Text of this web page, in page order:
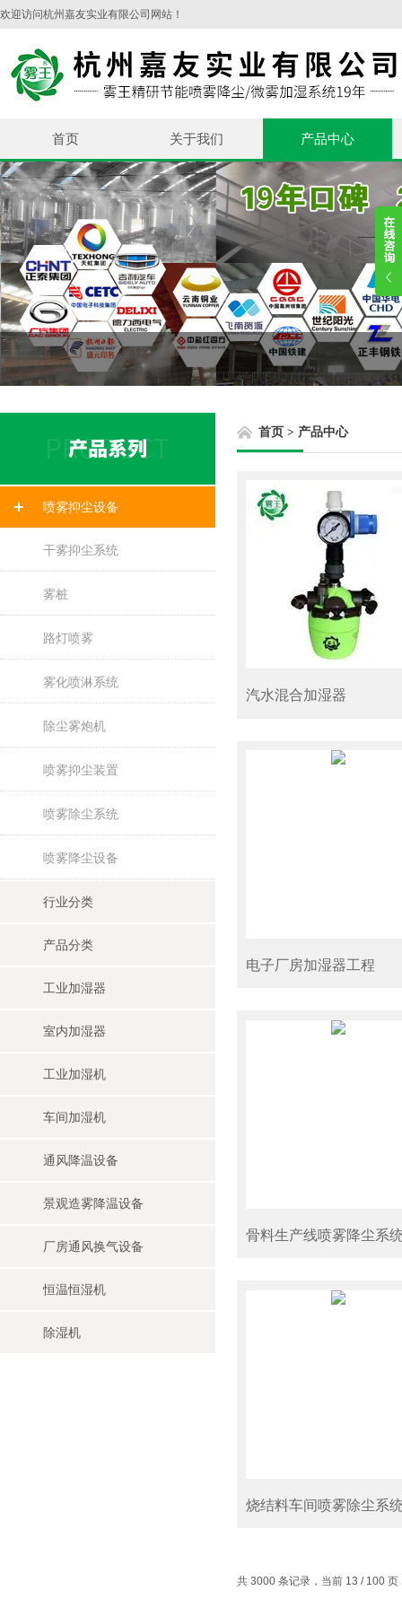
欢迎访问杭州嘉友实业有限公司网站！
首页 关于我们 产品中心
喷雾抑尘设备
干雾抑尘系统
雾桩
路灯喷雾
雾化喷淋系统
除尘雾炮机
喷雾抑尘装置
喷雾除尘系统
喷雾降尘设备
行业分类
产品分类
工业加湿器
室内加湿器
工业加湿机
车间加湿机
通风降温设备
景观造雾降温设备
厂房通风换气设备
恒温恒湿机
除湿机
首页 > 产品中心
汽水混合加湿器
电子厂房加湿器工程
骨料生产线喷雾降尘系
烧结料车间喷雾除尘系
共 3000 条记录，当前 13 / 100